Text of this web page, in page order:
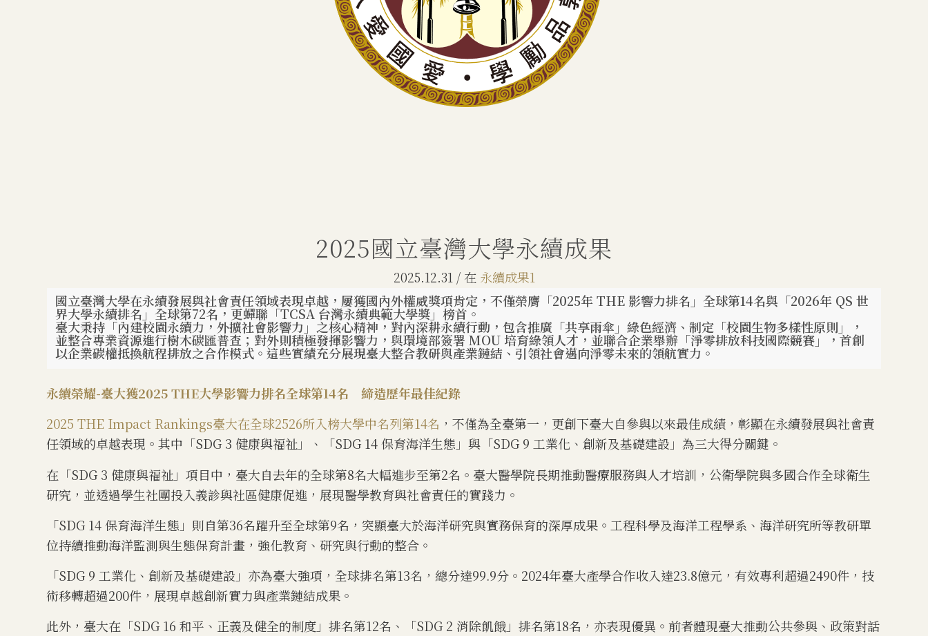
2025國立臺灣大學永續成果
2025.12.31 / 在 永續成果1
國立臺灣大學在永續發展與社會責任領域表現卓越，屢獲國內外權威獎項肯定，不僅榮膺「2025年 THE 影響力排名」全球第14名與「2026年 QS 世
界大學永續排名」全球第72名，更蟬聯「TCSA 台灣永續典範大學獎」榜首。
臺大秉持「內建校園永續力，外擴社會影響力」之核心精神，對內深耕永續行動，包含推廣「共享雨傘」綠色經濟、制定「校園生物多樣性原則」，
並整合專業資源進行樹木碳匯普查；對外則積極發揮影響力，與環境部簽署 MOU 培育綠領人才，並聯合企業舉辦「淨零排放科技國際競賽」，首創
以企業碳權抵換航程排放之合作模式。這些實績充分展現臺大整合教研與產業鏈結、引領社會邁向淨零未來的領航實力。
永續榮耀-臺大獲2025 THE大學影響力排名全球第14名 締造歷年最佳紀錄
2025 THE Impact Rankings臺大在全球2526所入榜大學中名列第14名 ，不僅為全臺第一，更創下臺大自參與以來最佳成績，彰顯在永續發展與社會責
任領域的卓越表現。其中「SDG 3 健康與福祉」、「SDG 14 保育海洋生態」與「SDG 9 工業化、創新及基礎建設」為三大得分關鍵。
在「SDG 3 健康與福祉」項目中，臺大自去年的全球第8名大幅進步至第2名。臺大醫學院長期推動醫療服務與人才培訓，公衛學院與多國合作全球衛生
研究，並透過學生社團投入義診與社區健康促進，展現醫學教育與社會責任的實踐力。
「SDG 14 保育海洋生態」則自第36名躍升至全球第9名，突顯臺大於海洋研究與實務保育的深厚成果。工程科學及海洋工程學系、海洋研究所等教研單
位持續推動海洋監測與生態保育計畫，強化教育、研究與行動的整合。
「SDG 9 工業化、創新及基礎建設」亦為臺大強項，全球排名第13名，總分達99.9分。2024年臺大產學合作收入達23.8億元，有效專利超過2490件，技
術移轉超過200件，展現卓越創新實力與產業鏈結成果。
此外，臺大在「SDG 16 和平、正義及健全的制度」排名第12名、「SDG 2 消除飢餓」排名第18名，亦表現優異。前者體現臺大推動公共參與、政策對話